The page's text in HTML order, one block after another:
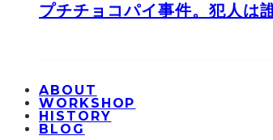
プチチョコパイ事件。犯人は
ABOUT
WORKSHOP
HISTORY
BLOG